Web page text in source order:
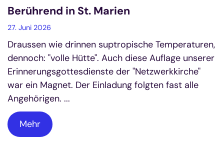
Berührend in St. Marien
27. Juni 2026
Draussen wie drinnen suptropische Temperaturen,
dennoch: "volle Hütte". Auch diese Auflage unserer
Erinnerungsgottesdienste der "Netzwerkkirche"
war ein Magnet. Der Einladung folgten fast alle
Angehörigen. ...
Mehr